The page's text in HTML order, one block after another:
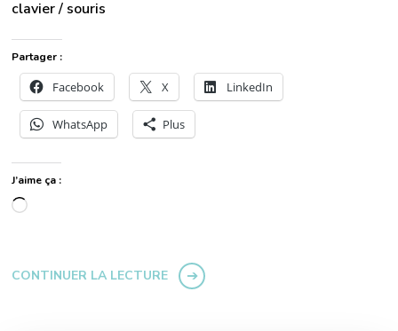
clavier / souris
Partager :
Facebook X LinkedIn
WhatsApp Plus
J’aime ça :
Chargement…
CONTINUER LA LECTURE